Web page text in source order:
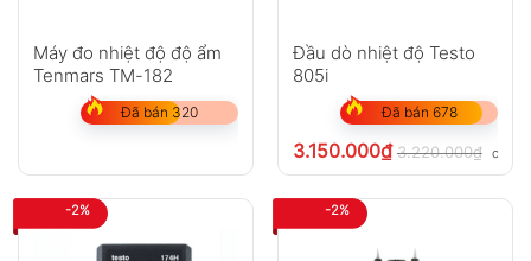
Máy đo nhiệt độ độ ẩm
Tenmars TM-182
Đã bán 320
Đầu dò nhiệt độ Testo
805i
Đã bán 678
3.150.000₫ 3.220.000₫ chưa
-2% -2%